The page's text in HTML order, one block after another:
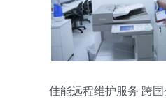
佳能远程维护服务 跨